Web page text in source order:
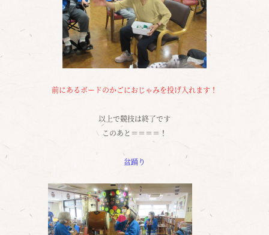
前にあるボードのかごにおじゃみを投げ入れます！
以上で競技は終了です
このあと＝＝＝＝！
盆踊り